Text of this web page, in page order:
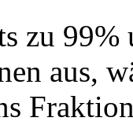
zu 99%
aus,